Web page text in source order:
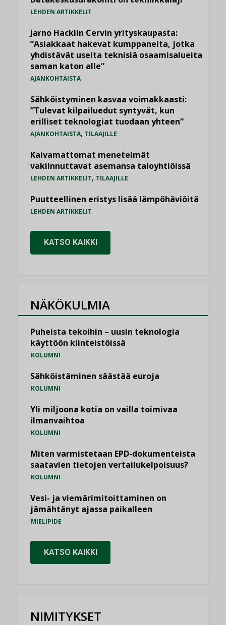
LEHDEN ARTIKKELIT
Jarno Hacklin Cervin yrityskaupasta:
”Asiakkaat hakevat kumppaneita, jotka
yhdistävät useita teknisiä osaamisalueita
saman katon alle”
AJANKOHTAISTA
Sähköistyminen kasvaa voimakkaasti:
”Tulevat kilpailuedut syntyvät, kun
erilliset teknologiat tuodaan yhteen”
AJANKOHTAISTA, TILAAJILLE
Kaivamattomat menetelmät
vakiinnuttavat asemansa taloyhtiöissä
LEHDEN ARTIKKELIT, TILAAJILLE
Puutteellinen eristys lisää lämpöhäviöitä
LEHDEN ARTIKKELIT
KATSO KAIKKI
NÄKÖKULMIA
Puheista tekoihin – uusin teknologia
käyttöön kiinteistöissä
KOLUMNI
Sähköistäminen säästää euroja
KOLUMNI
Yli miljoona kotia on vailla toimivaa
ilmanvaihtoa
KOLUMNI
Miten varmistetaan EPD-dokumenteista
saatavien tietojen vertailukelpoisuus?
KOLUMNI
Vesi- ja viemärimitoittaminen on
jämähtänyt ajassa paikalleen
MIELIPIDE
KATSO KAIKKI
NIMITYKSET